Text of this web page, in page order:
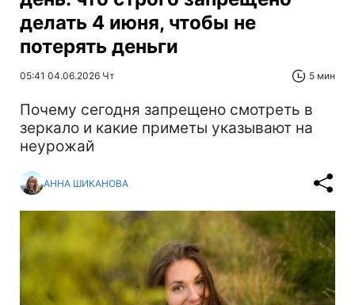
делать 4 июня, чтобы не
потерять деньги
05:41 04.06.2026 Чт 5 мин
Почему сегодня запрещено смотреть в
зеркало и какие приметы указывают на
неурожай
АННА ШИКАНОВА